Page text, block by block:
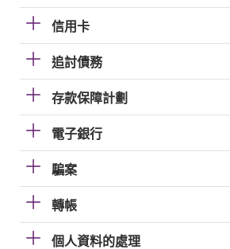
信用卡
追討債務
存款保障計劃
電子銀行
騙案
轉帳
個人資料的處理